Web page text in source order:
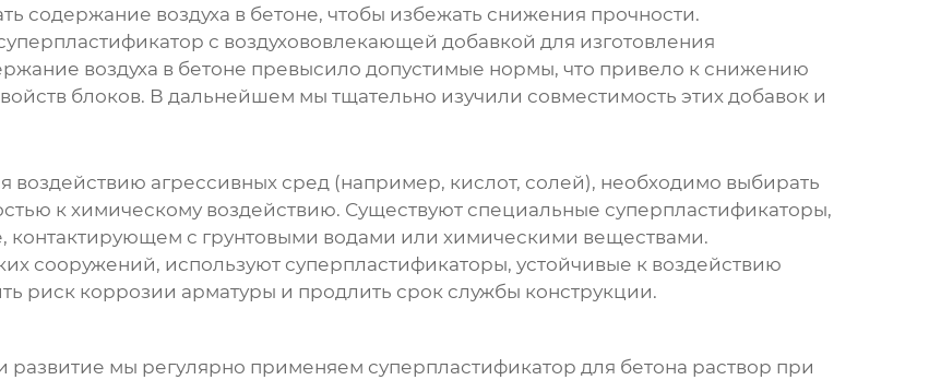
содержание воздуха в бетоне, чтобы избежать снижения прочности.
с воздухововлекающей добавкой для изготовления
воздуха в бетоне превысило допустимые нормы, что привело к снижению
блоков. В дальнейшем мы тщательно изучили совместимость этих добавок и
воздействию агрессивных сред (например, кислот, солей), необходимо выбирать
к химическому воздействию. Существуют специальные суперпластификаторы,
контактирующем с грунтовыми водами или химическими веществами.
сооружений, используют суперпластификаторы, устойчивые к воздействию
риск коррозии арматуры и продлить срок службы конструкции.
развитие мы регулярно применяем суперпластификатор для бетона раствор при